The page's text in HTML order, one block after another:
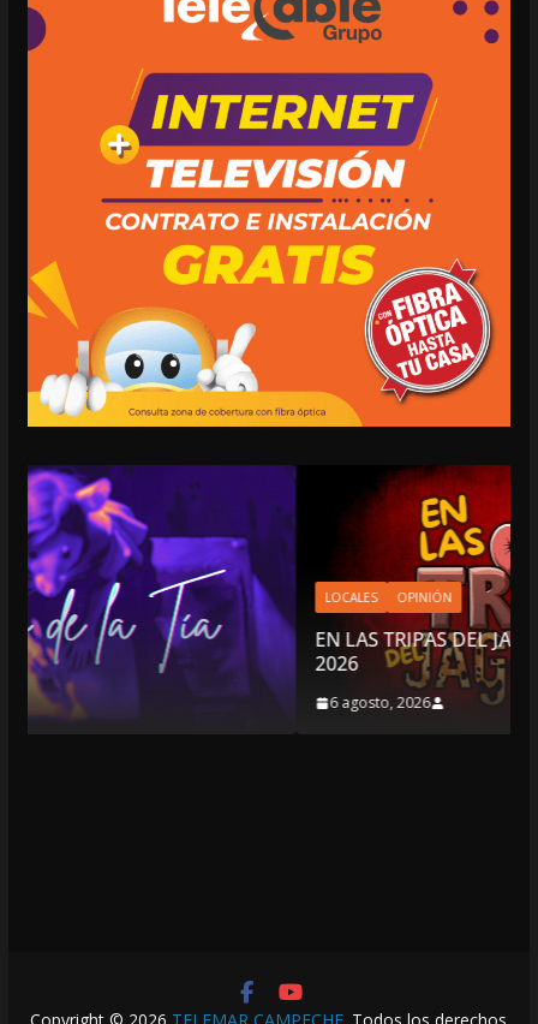
LOCALES OPINIÓN
EN LAS TRIPAS DEL JAGUAR: 06 DE AGOSTO DE
2026
6 agosto, 2026